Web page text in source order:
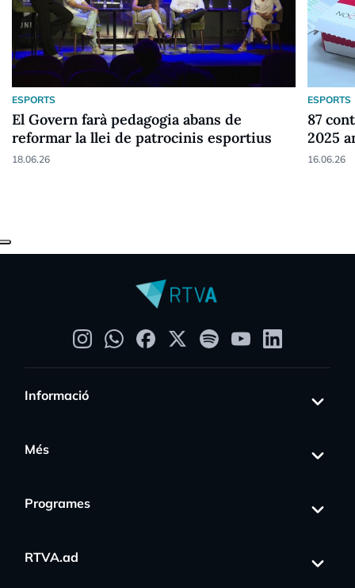
ESPORTS
El Govern farà pedagogia abans de
reformar la llei de patrocinis esportius
18.06.26
ESPORTS
87
2025
16.06.26
Informació
Més
Programes
RTVA.ad